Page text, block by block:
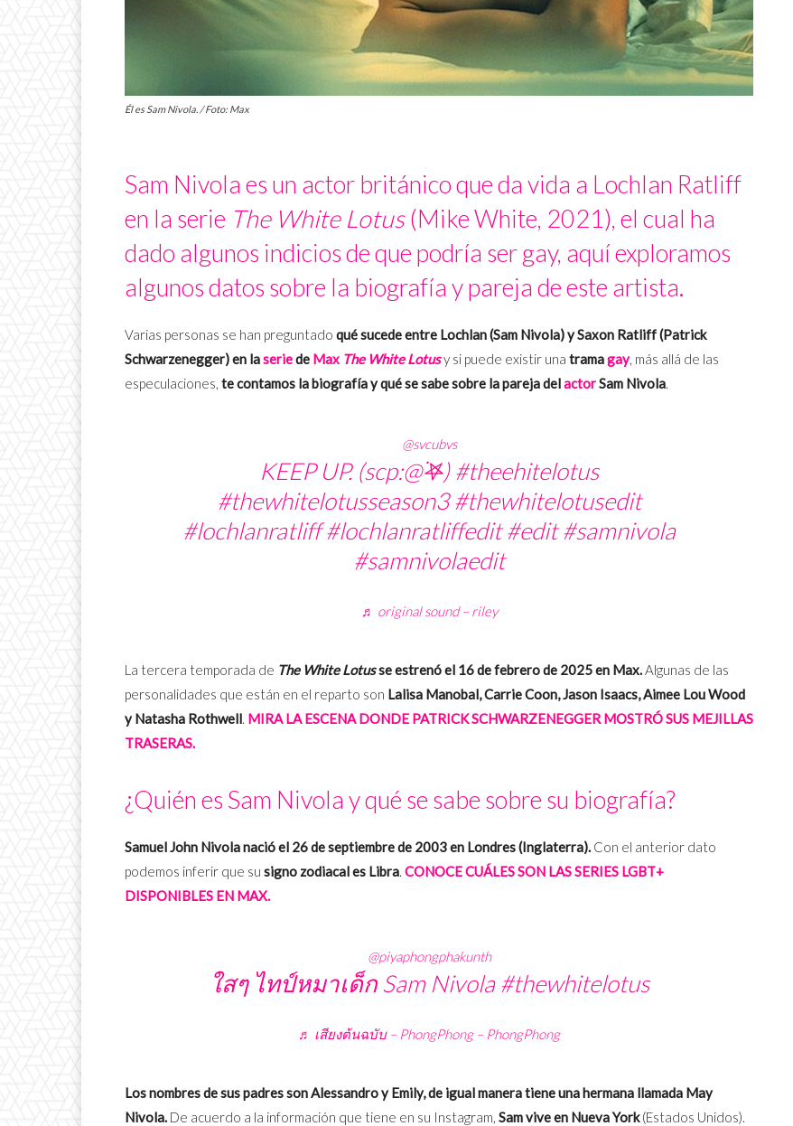
Él es Sam Nivola. / Foto: Max
Sam Nivola es un actor británico que da vida a Lochlan Ratliff
en la serie The White Lotus(Mike White, 2021), el cual ha
dado algunos indicios de que podría ser gay, aquí exploramos
algunos datos sobre la biografía y pareja de este artista.
Varias personas se han preguntado qué sucede entre Lochlan (Sam Nivola) y Saxon Ratliff (Patrick
Schwarzenegger) en laseriede Max The White Lotusy si puede existir una tramagay, más allá de las
especulaciones, te contamos la biografía y qué se sabe sobre la pareja delactorSam Nivola.
@svcubvs
KEEP UP. (scp:@࣪𖤐)#theehitelotus
#thewhitelotusseason3 #thewhitelotusedit
#lochlanratliff #lochlanratliffedit #edit #samnivola
#samnivolaedit
♬ original sound – riley
La tercera temporada de The White Lotusse estrenó el 16 de febrero de 2025 en Max.Algunas de las
personalidades que están en el reparto son Lalisa Manobal, Carrie Coon, Jason Isaacs, Aimee Lou Wood
y Natasha Rothwell. MIRA LA ESCENA DONDE PATRICK SCHWARZENEGGER MOSTRÓ SUS MEJILLAS
TRASERAS.
¿Quién es Sam Nivola y qué se sabe sobre su biografía?
Samuel John Nivola nació el 26 de septiembre de 2003 en Londres (Inglaterra). Con el anterior dato
podemos inferir que su signo zodiacal es Libra. CONOCE CUÁLES SON LAS SERIES LGBT+
DISPONIBLES EN MAX.
@piyaphongphakunth
ใสๆ ไทป์หมาเด็ก Sam Nivola#thewhitelotus
♬ เสียงต้นฉบับ – PhongPhong – PhongPhong
Los nombres de sus padres son Alessandro y Emily, de igual manera tiene una hermana llamada May
Nivola. De acuerdo a la información que tiene en su Instagram, Sam vive en Nueva York(Estados Unidos).